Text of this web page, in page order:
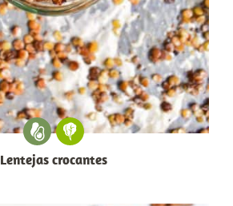
Lentejas crocantes